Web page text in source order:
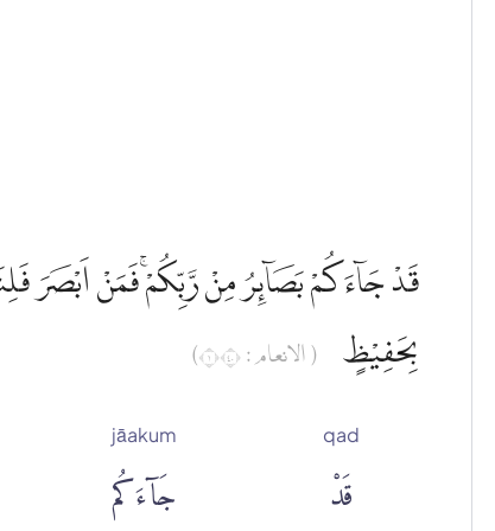
قَدْ جَاۤءَكُمْ بَصَاۤىِٕرُ مِنْ رَّبِّكُمْۚ فَمَنْ اَبْصَرَ
بِحَفِيْظٍ
( الانعام : ١٠٤)
qad
قَدْ
jāakum
جَآءَكُم